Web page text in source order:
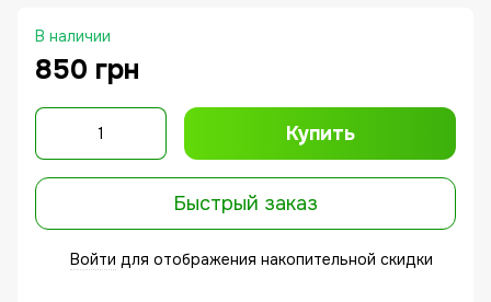
В наличии
850 грн
Купить
Быстрый заказ
Войти для отображения накопительной скидки